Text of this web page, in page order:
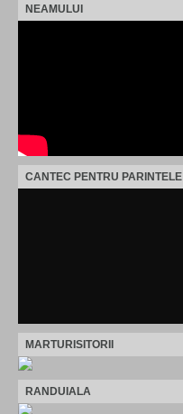
NEAMULUI
CANTEC PENTRU PARINTELE
MARTURISITORII
RANDUIALA